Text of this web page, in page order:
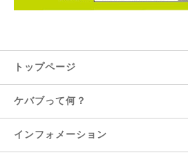
トップページ
ケバブって何？
インフォメーション